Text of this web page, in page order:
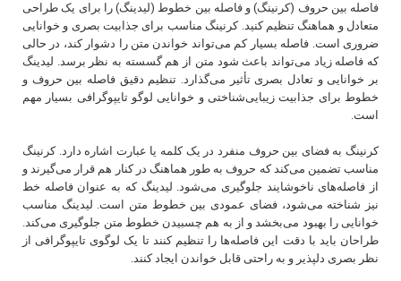
فاصله بین حروف (کرنینگ) و فاصله بین خطوط (لیدینگ) را برای یک طراحی
متعادل و هماهنگ تنظیم کنید. کرنینگ مناسب برای جذابیت بصری و خوانایی
ضروری است. فاصله بسیار کم می‌تواند خواندن متن را دشوار کند، در حالی
که فاصله زیاد می‌تواند باعث شود متن از هم گسسته به نظر برسد. لیدینگ
بر خوانایی و تعادل بصری تأثیر می‌گذارد. تنظیم دقیق فاصله بین حروف و
خطوط برای جذابیت زیبایی‌شناختی و خوانایی لوگو تایپوگرافی بسیار مهم
است.
کرنینگ به فضای بین حروف منفرد در یک کلمه یا عبارت اشاره دارد. کرنینگ
مناسب تضمین می‌کند که حروف به طور هماهنگ در کنار هم قرار می‌گیرند و
از فاصله‌های ناخوشایند جلوگیری می‌شود. لیدینگ که به عنوان فاصله خط
نیز شناخته می‌شود، فضای عمودی بین خطوط متن است. لیدینگ مناسب
خوانایی را بهبود می‌بخشد و از به هم چسبیدن خطوط متن جلوگیری می‌کند.
طراحان باید با دقت این فاصله‌ها را تنظیم کنند تا یک لوگوی تایپوگرافی از
نظر بصری دلپذیر و به راحتی قابل خواندن ایجاد کنند.